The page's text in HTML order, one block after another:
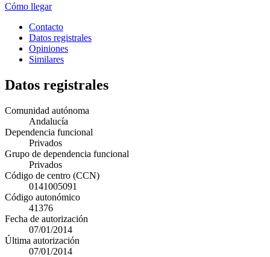
Cómo llegar
Contacto
Datos registrales
Opiniones
Similares
Datos registrales
Comunidad autónoma
Andalucía
Dependencia funcional
Privados
Grupo de dependencia funcional
Privados
Código de centro (CCN)
0141005091
Código autonómico
41376
Fecha de autorización
07/01/2014
Última autorización
07/01/2014